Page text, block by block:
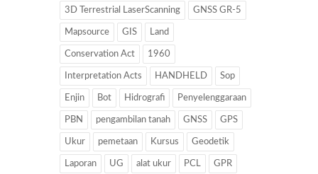
3D Terrestrial LaserScanning GNSS GR-5
Mapsource GIS Land
Conservation Act 1960
Interpretation Acts HANDHELD Sop
Enjin Bot Hidrografi Penyelenggaraan
PBN pengambilan tanah GNSS GPS
Ukur pemetaan Kursus Geodetik
Laporan UG alat ukur PCL GPR